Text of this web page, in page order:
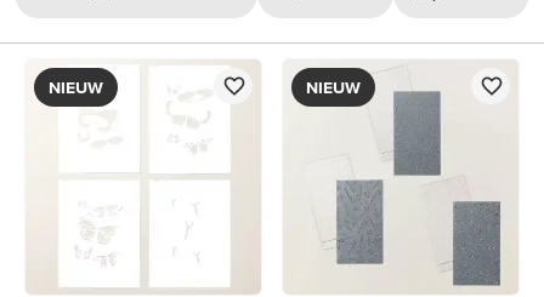
NIEUW NIEUW